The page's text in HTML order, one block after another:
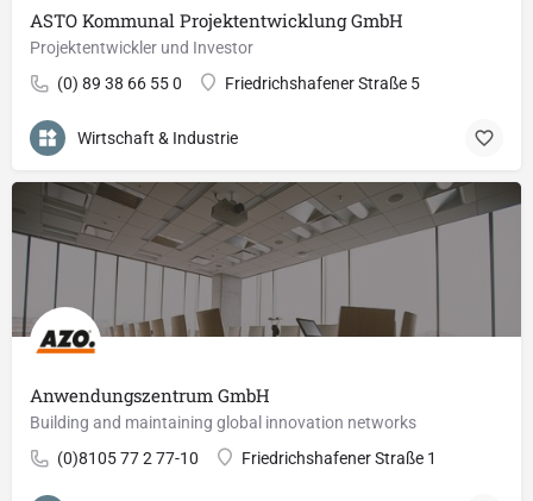
ASTO Kommunal Projektentwicklung GmbH
Projektentwickler und Investor
(0) 89 38 66 55 0
Friedrichshafener Straße 5
Wirtschaft & Industrie
Anwendungszentrum GmbH
Building and maintaining global innovation networks
(0)8105 77 2 77-10
Friedrichshafener Straße 1